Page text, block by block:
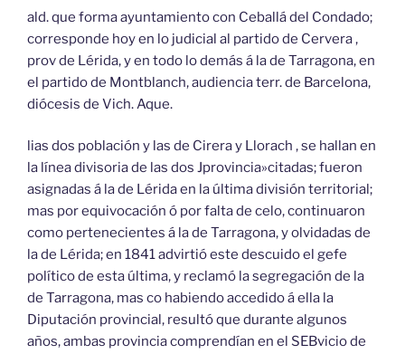
ald. que forma ayuntamiento con Ceballá del Condado;
corresponde hoy en lo judicial al partido de Cervera ,
prov de Lérida, y en todo lo demás á la de Tarragona, en
el partido de Montblanch, audiencia terr. de Barcelona,
diócesis de Vich. Aque.
lias dos población y las de Cirera y Llorach , se hallan en
la línea divisoria de las dos Jprovincia»citadas; fueron
asignadas á la de Lérida en la última división territorial;
mas por equivocación ó por falta de celo, continuaron
como pertenecientes á la de Tarragona, y olvidadas de
la de Lérida; en 1841 advirtió este descuido el gefe
político de esta última, y reclamó la segregación de la
de Tarragona, mas co habiendo accedido á ella la
Diputación provincial, resultó que durante algunos
años, ambas provincia comprendían en el SEBvicio de